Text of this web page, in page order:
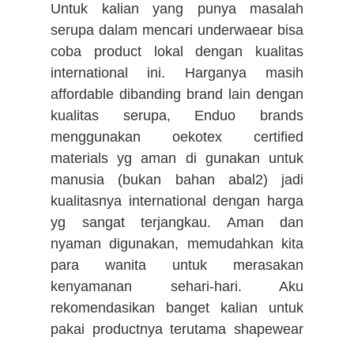
Untuk kalian yang punya masalah
serupa dalam mencari underwaear bisa
coba product lokal dengan kualitas
international ini. Harganya masih
affordable dibanding brand lain dengan
kualitas serupa, Enduo brands
menggunakan oekotex certified
materials yg aman di gunakan untuk
manusia (bukan bahan abal2) jadi
kualitasnya international dengan harga
yg sangat terjangkau. Aman dan
nyaman digunakan, memudahkan kita
para wanita untuk merasakan
kenyamanan sehari-hari. Aku
rekomendasikan banget kalian untuk
pakai productnya terutama shapewear